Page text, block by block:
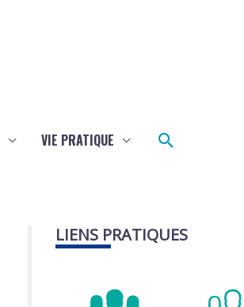
VIE PRATIQUE Rechercher
LIENS PRATIQUES